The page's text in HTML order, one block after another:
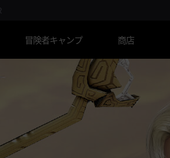
冒険者キャンプ 商店